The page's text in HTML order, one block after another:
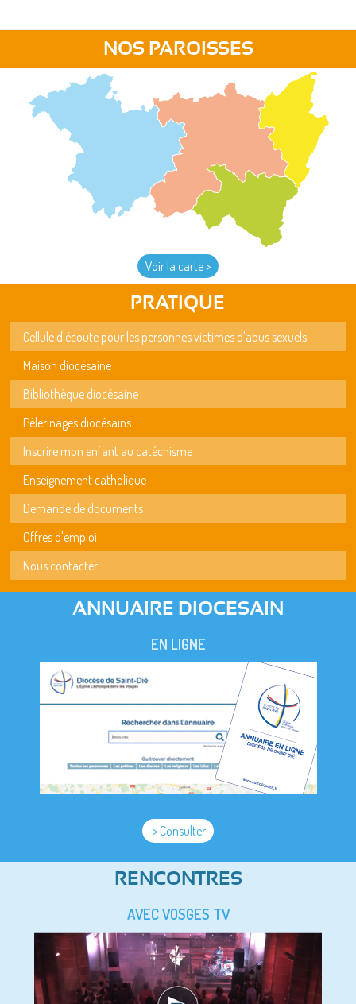
NOS PAROISSES
Voir la carte >
PRATIQUE
Cellule d'écoute pour les personnes victimes d'abus sexuels
Maison diocésaine
Bibliothèque diocésaine
Pèlerinages diocésains
Inscrire mon enfant au catéchisme
Enseignement catholique
Demande de documents
Offres d'emploi
Nous contacter
ANNUAIRE DIOCESAIN
EN LIGNE
> Consulter
RENCONTRES
AVEC VOSGES TV